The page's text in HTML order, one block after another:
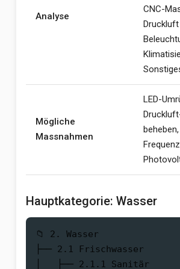
Analyse
CNC-
Druckluft
Mögliche
Massnahmen
LED-
beheben,
Hauptkategorie: Wasser
📁 2. Wasser
├── 2.1 Frischwasser
│   ├── 2.1.1 Sanitär